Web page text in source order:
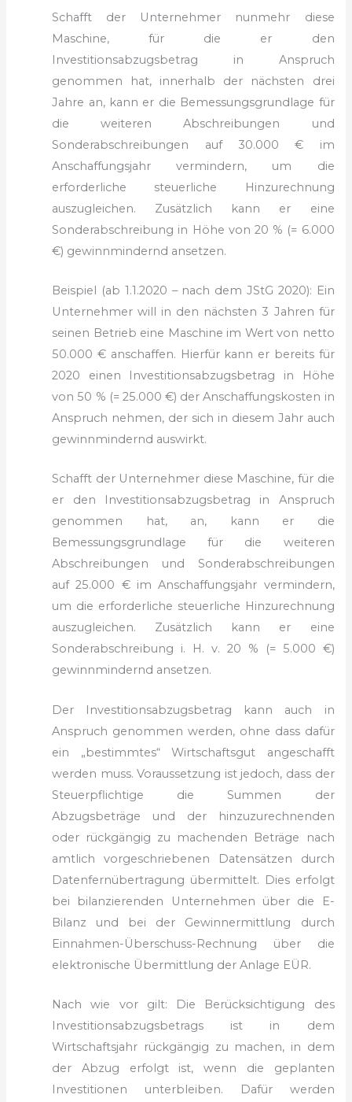
Schafft der Unternehmer nunmehr diese
Maschine, für die er den
Investitionsabzugsbetrag in Anspruch
genommen hat, innerhalb der nächsten drei
Jahre an, kann er die Bemessungsgrundlage für
die weiteren Abschreibungen und
Sonderabschreibungen auf 30.000 € im
Anschaffungsjahr vermindern, um die
erforderliche steuerliche Hinzurechnung
auszugleichen. Zusätzlich kann er eine
Sonderabschreibung in Höhe von 20 % (= 6.000
€) gewinnmindernd ansetzen.
Beispiel (ab 1.1.2020 – nach dem JStG 2020): Ein
Unternehmer will in den nächsten 3 Jahren für
seinen Betrieb eine Maschine im Wert von netto
50.000 € anschaffen. Hierfür kann er bereits für
2020 einen Investitionsabzugsbetrag in Höhe
von 50 % (= 25.000 €) der Anschaffungskosten in
Anspruch nehmen, der sich in diesem Jahr auch
gewinnmindernd auswirkt.
Schafft der Unternehmer diese Maschine, für die
er den Investitionsabzugsbetrag in Anspruch
genommen hat, an, kann er die
Bemessungsgrundlage für die weiteren
Abschreibungen und Sonderabschreibungen
auf 25.000 € im Anschaffungsjahr vermindern,
um die erforderliche steuerliche Hinzurechnung
auszugleichen. Zusätzlich kann er eine
Sonderabschreibung i. H. v. 20 % (= 5.000 €)
gewinnmindernd ansetzen.
Der Investitionsabzugsbetrag kann auch in
Anspruch genommen werden, ohne dass dafür
ein „bestimmtes“ Wirtschaftsgut angeschafft
werden muss. Voraussetzung ist jedoch, dass der
Steuerpflichtige die Summen der
Abzugsbeträge und der hinzuzurechnenden
oder rückgängig zu machenden Beträge nach
amtlich vorgeschriebenen Datensätzen durch
Datenfernübertragung übermittelt. Dies erfolgt
bei bilanzierenden Unternehmen über die E-
Bilanz und bei der Gewinnermittlung durch
Einnahmen-Überschuss-Rechnung über die
elektronische Übermittlung der Anlage EÜR.
Nach wie vor gilt: Die Berücksichtigung des
Investitionsabzugsbetrags ist in dem
Wirtschaftsjahr rückgängig zu machen, in dem
der Abzug erfolgt ist, wenn die geplanten
Investitionen unterbleiben. Dafür werden